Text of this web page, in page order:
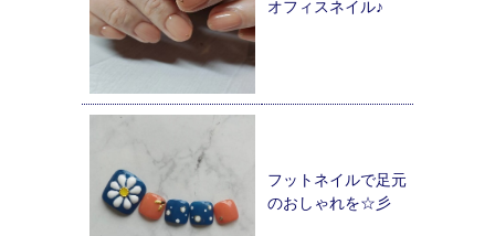
オフィスネイル♪
フットネイルで足元
のおしゃれを☆彡